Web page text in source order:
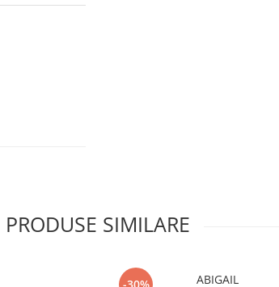
PRODUSE SIMILARE
ABIGAIL